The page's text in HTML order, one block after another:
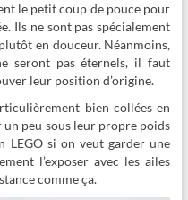
le petit coup de pouce pour
Ils ne sont pas spécialement
en douceur. Néanmoins,
seront pas éternels, il faut
leur position d’origine.
bien collées en
peu sous leur propre poids
LEGO si on veut garder une
l’exposer avec les ailes
comme ça.